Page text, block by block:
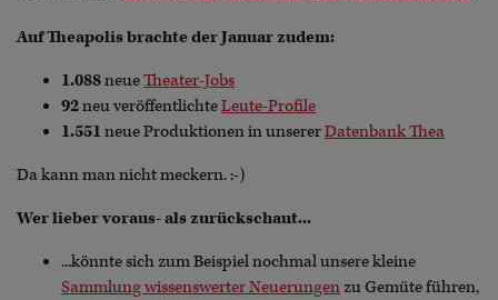
Auf Theapolis brachte der Januar zudem:
1.088neueTheater-Jobs
92neu veröffentlichteLeute-Profile
1.551 neue Produktionen in unsererDatenbank Thea
Da kann man nicht meckern. :-)
Wer lieber voraus- als zurückschaut...
...könnte sich zum Beispiel nochmal unsere kleine
Sammlung wissenswerter Neuerungenzu Gemüte führen,